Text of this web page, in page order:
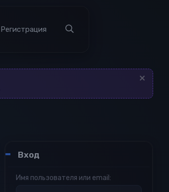
Регистрация
Вход
Имя пользователя или email